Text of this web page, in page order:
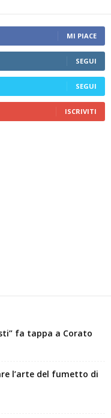
MI PIACE
SEGUI
SEGUI
ISCRIVITI
fa tappa a Corato
l’arte del fumetto di